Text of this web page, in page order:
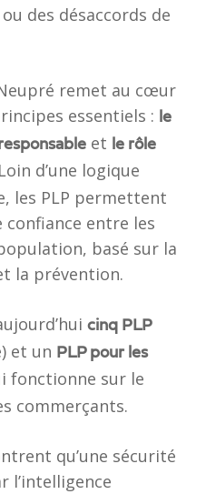
des désaccords de
remet au cœur
essentiels : le
et le rôle
d’une logique
les PLP permettent
entre les
basé sur la
la prévention.
cinq PLP
et un PLP pour les
fonctionne sur le
commerçants.
qu’une sécurité
l’intelligence